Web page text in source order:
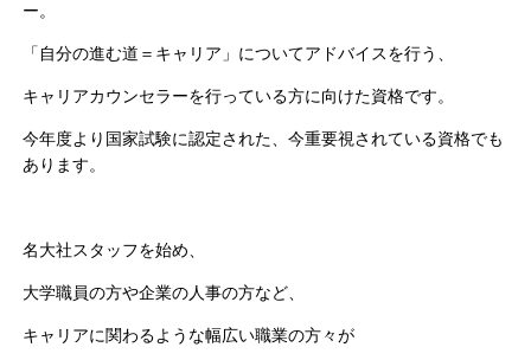
ー。
「自分の進む道＝キャリア」についてアドバイスを行う、
キャリアカウンセラーを行っている方に向けた資格です。
今年度より国家試験に認定された、今重要視されている資格でも
あります。
名大社スタッフを始め、
大学職員の方や企業の人事の方など、
キャリアに関わるような幅広い職業の方々が